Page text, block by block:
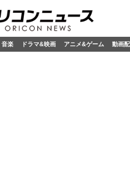
音楽 ドラマ&映画 アニメ&ゲーム 動画